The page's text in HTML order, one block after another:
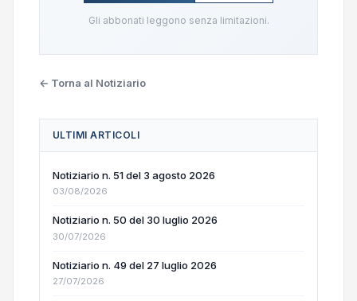
Gli abbonati leggono senza limitazioni.
← Torna al Notiziario
ULTIMI ARTICOLI
Notiziario n. 51 del 3 agosto 2026
03/08/2026
Notiziario n. 50 del 30 luglio 2026
30/07/2026
Notiziario n. 49 del 27 luglio 2026
27/07/2026